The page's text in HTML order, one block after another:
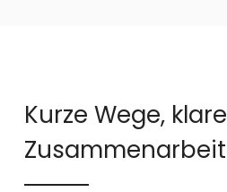
Kurze Wege, klare
Zusammenarbeit